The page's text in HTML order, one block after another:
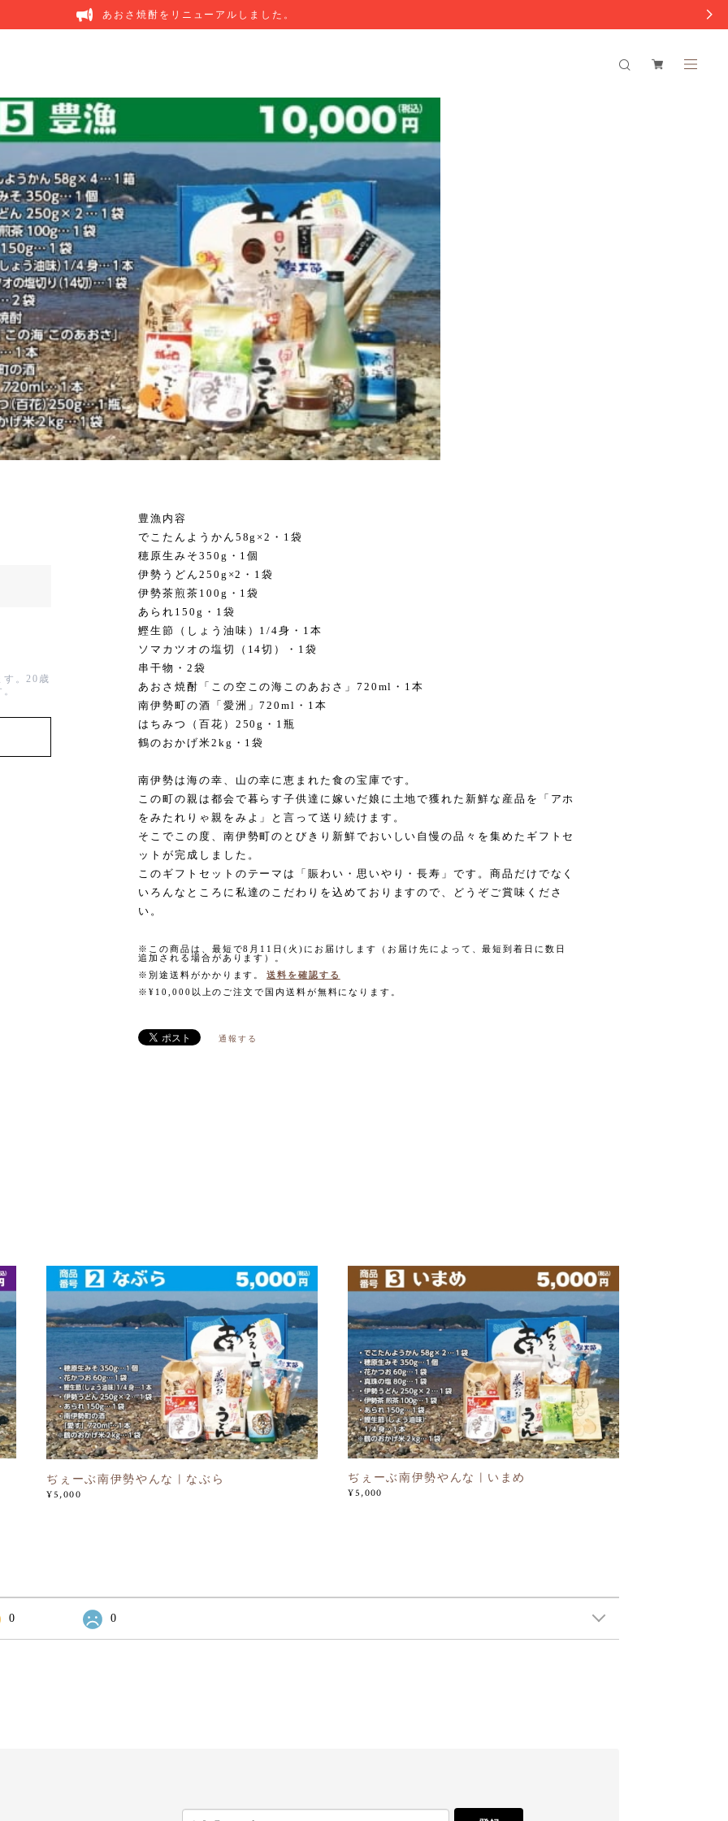
あおさ焼酎をリニューアルしました。
す。20歳
豊漁内容
でこたんようかん58g×2・1袋
穂原生みそ350g・1個
伊勢うどん250g×2・1袋
伊勢茶煎茶100g・1袋
あられ150g・1袋
鰹生節（しょう油味）1/4身・1本
ソマカツオの塩切（14切）・1袋
串干物・2袋
あおさ焼酎「この空この海このあおさ」720ml・1本
南伊勢町の酒「愛洲」720ml・1本
はちみつ（百花）250g・1瓶
鶴のおかげ米2kg・1袋
南伊勢は海の幸、山の幸に恵まれた食の宝庫です。
この町の親は都会で暮らす子供達に嫁いだ娘に土地で獲れた新鮮な産品を「アホ
をみたれりゃ親をみよ」と言って送り続けます。
そこでこの度、南伊勢町のとびきり新鮮でおいしい自慢の品々を集めたギフトセ
ットが完成しました。
このギフトセットのテーマは「賑わい・思いやり・長寿」です。商品だけでなく
いろんなところに私達のこだわりを込めておりますので、どうぞご賞味くださ
い。
※この商品は、最短で8月11日(火)にお届けします（お届け先によって、最短到着日に数日
追加される場合があります）。
※別途送料がかかります。
送料を確認する
※¥10,000以上のご注文で国内送料が無料になります。
通報する
ぢぇーぶ南伊勢やんな | なぶら
¥5,000
ぢぇーぶ南伊勢やんな | いまめ
¥5,000
0 0